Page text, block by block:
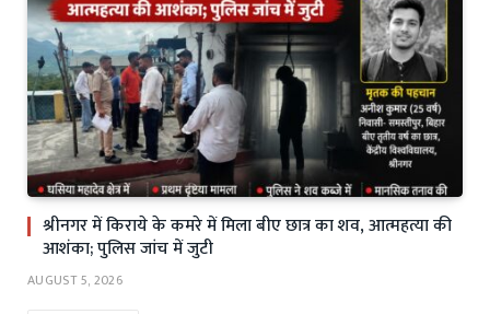
श्रीनगर में किराये के कमरे में मिला बीए छात्र का शव, आत्महत्या की
आशंका; पुलिस जांच में जुटी
AUGUST 5, 2026